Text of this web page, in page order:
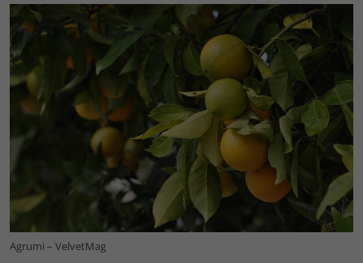
Agrumi – VelvetMag